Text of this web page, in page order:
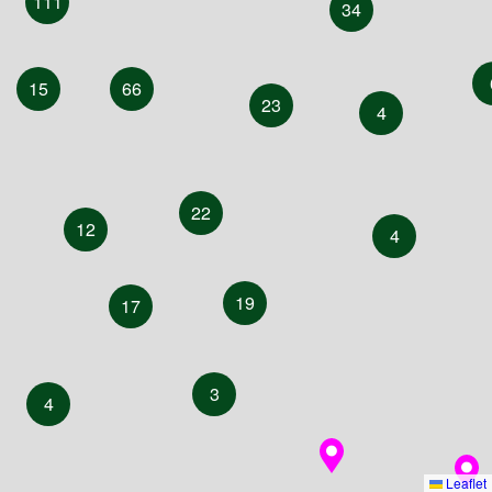
3
4
19
4
4
15
17
22
12
23
66
34
Leaflet